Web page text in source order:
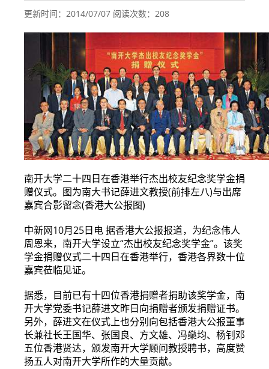
更新时间：2014/07/07 阅读次数： 208
南开大学二十四日在香港举行杰出校友纪念奖学金捐
赠仪式。图为南大书记薛进文教授(前排左八)与出席
嘉宾合影留念(香港大公报图)
中新网10月25日电 据香港大公报报道，为纪念伟人
周恩来，南开大学设立“杰出校友纪念奖学金”。该奖
学金捐赠仪式二十四日在香港举行，香港各界数十位
嘉宾莅临见证。
据悉，目前已有十四位香港捐赠者捐助该奖学金，南
开大学党委书记薛进文昨日向捐赠者颁发捐赠证书。
另外，薛进文在仪式上也分别向包括香港大公报董事
长兼社长王国华、张国良、方文雄、冯燊均、杨钊邓
五位香港贤达，颁发南开大学顾问教授聘书，高度赞
扬五人对南开大学所作的大量贡献。